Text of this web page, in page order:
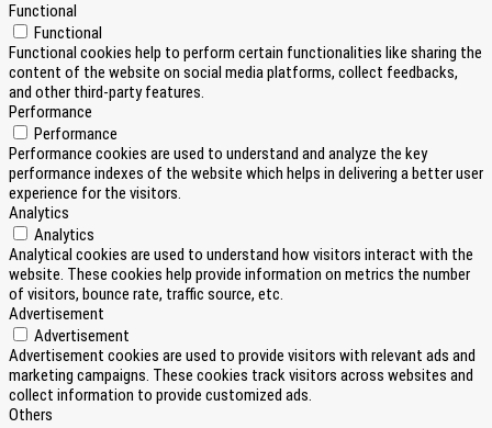
Functional
Functional
Functional cookies help to perform certain functionalities like sharing the
content of the website on social media platforms, collect feedbacks,
and other third-party features.
Performance
Performance
Performance cookies are used to understand and analyze the key
performance indexes of the website which helps in delivering a better user
experience for the visitors.
Analytics
Analytics
Analytical cookies are used to understand how visitors interact with the
website. These cookies help provide information on metrics the number
of visitors, bounce rate, traffic source, etc.
Advertisement
Advertisement
Advertisement cookies are used to provide visitors with relevant ads and
marketing campaigns. These cookies track visitors across websites and
collect information to provide customized ads.
Others